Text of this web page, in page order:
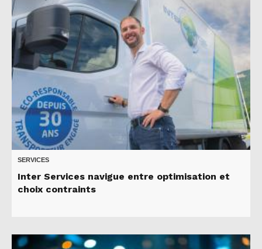
SERVICES
Inter Services navigue entre optimisation et
choix contraints